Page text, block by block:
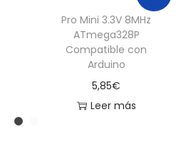
Pro Mini 3.3V 8MHz
ATmega328P
Compatible con
Arduino
5,85€
Leer más